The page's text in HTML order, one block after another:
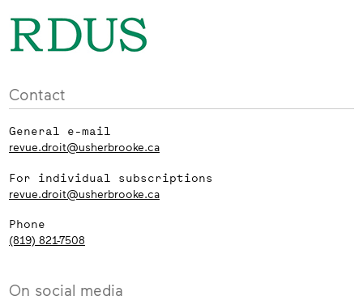
Contact
General e-mail
revue.droit@usherbrooke.ca
For individual subscriptions
revue.droit@usherbrooke.ca
Phone
(819) 821-7508
On social media